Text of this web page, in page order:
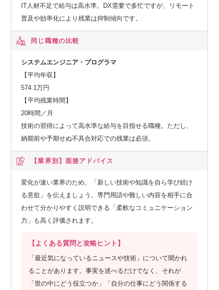
参考情報
Lakehouse部の取り組みが分かる参考情報
・Databricks関連 技術ブログ記事一覧
https://techblog.ap-com.co.jp/search?q=Databricks
・Databricks「Data + AI Summit 2025」 現地レポート
https://www.ap-com.co.jp/blog/archives/11852#article
・Databricks活用の無料トレーニングイベント「Data & AI Bo
https://www.ap-com.co.jp/blog/archives/11584#article
・産学連携 岩手大学で生成AIセミナーを開催！
https://www.ap-com.co.jp/blog/archives/11107#article
IT人材不足で給与は高水準。DX需要で多忙ですが、リモート
普及や効率化により残業は抑制傾向です。
同じ職種の比較
システムエンジニア・プログラマ
【平均年収】
574.1万円
【平均残業時間】
20時間／月
技術の習得によって高水準な給与を目指せる職種。ただし、
納期前や予期せぬ不具合対応での残業は必須。
【業界別】 面接アドバイス
変化が速い業界のため、「新しい技術や知識を自ら学び続け
る意欲」を伝えましょう。専門用語や難しい内容を相手に合
わせて分かりやすく説明できる「柔軟なコミュニケーション
力」も高く評価されます。
【よくある質問と攻略ヒント】
「最近気になっているニュースや技術」について聞かれ
ることがあります。事実を述べるだけでなく、それが
「世の中にどう役立つか」「自分の仕事にどう関係する